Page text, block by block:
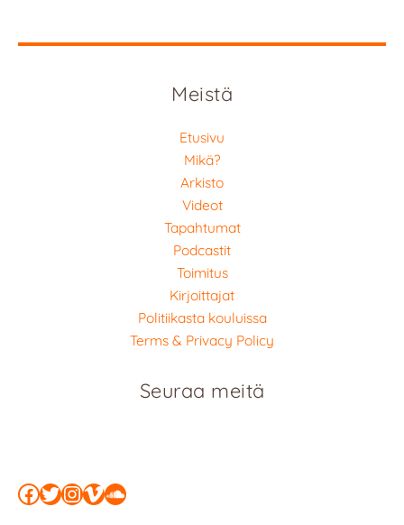
Meistä
Etusivu
Mikä?
Arkisto
Videot
Tapahtumat
Podcastit
Toimitus
Kirjoittajat
Politiikasta kouluissa
Terms & Privacy Policy
Seuraa meitä
Facebook
Twitter
Instagram
Vimeo
SoundCloud